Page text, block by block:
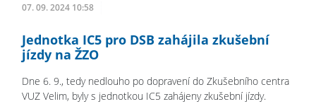
07. 09. 2024 10:58
Jednotka IC5 pro DSB zahájila zkušební
jízdy na ŽZO
Dne 6. 9., tedy nedlouho po dopravení do Zkušebního centra
VUZ Velim, byly s jednotkou IC5 zahájeny zkušební jízdy.